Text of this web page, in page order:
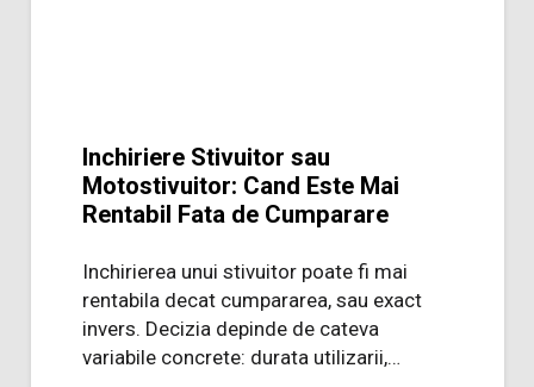
Inchiriere Stivuitor sau
Motostivuitor: Cand Este Mai
Rentabil Fata de Cumparare
Inchirierea unui stivuitor poate fi mai
rentabila decat cumpararea, sau exact
invers. Decizia depinde de cateva
variabile concrete: durata utilizarii,…